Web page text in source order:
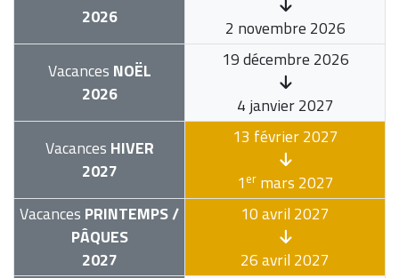
2026
2 novembre 2026
Vacances NOËL
2026
19 décembre 2026
4 janvier 2027
Vacances HIVER
2027
13 février 2027
1ermars 2027
Vacances PRINTEMPS /
PÂQUES
2027
10 avril 2027
26 avril 2027